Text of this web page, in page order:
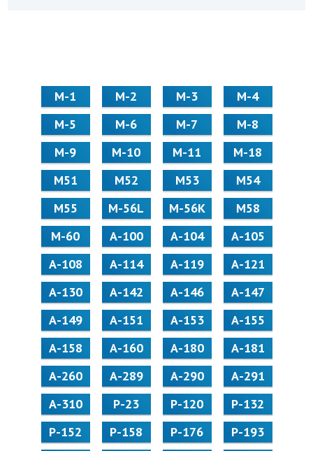
М-1 М-2 М-3
М-4
М-5
М-6 М-7
М-8
М-9
М-10 М-11
М-18
М51
М52 М53
М54
М55
M-56L M-56K
М58
M-60
А-100 А-104
А-105
А-108
А-114 А-119
А-121
А-130
А-142 А-146
А-147
А-149
А-151 А-153
А-155
А-158
А-160 А-180
А-181
А-260
А-289 А-290
А-291
А-310
Р-23 Р-120
Р-132
Р-152
Р-158 Р-176
Р-193